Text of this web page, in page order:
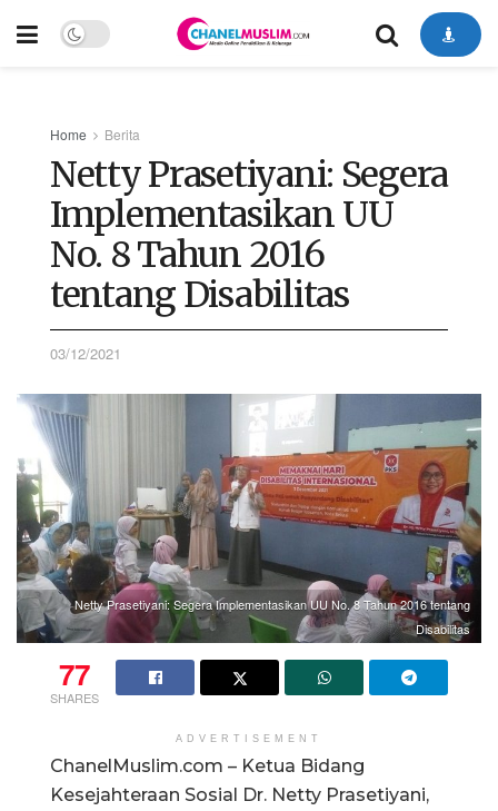
Home Berita
Netty Prasetiyani: Segera
Implementasikan UU
No. 8 Tahun 2016
tentang Disabilitas
03/12/2021
Netty Prasetiyani: Segera Implementasikan UU No. 8 Tahun 2016 tentang
Disabilitas
77
SHARES
ADVERTISEMENT
ChanelMuslim.com – Ketua Bidang
Kesejahteraan Sosial Dr. Netty Prasetiyani,